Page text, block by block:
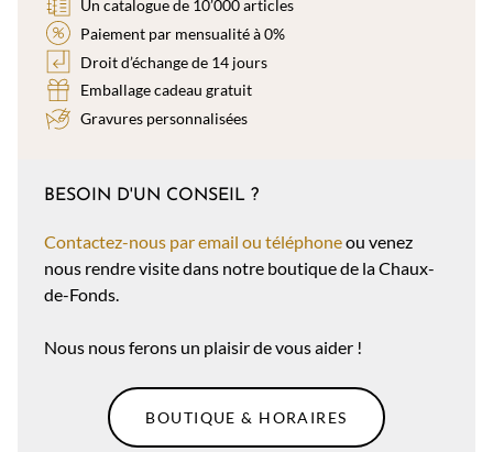
Un catalogue de 10’000 articles
Paiement par mensualité à 0%
Droit d’échange de 14 jours
Emballage cadeau gratuit
Gravures personnalisées
BESOIN D'UN CONSEIL ?
Contactez-nous par email ou téléphoneou venez
nous rendre visite dans notre boutique de la Chaux-
de-Fonds.
Nous nous ferons un plaisir de vous aider !
BOUTIQUE & HORAIRES